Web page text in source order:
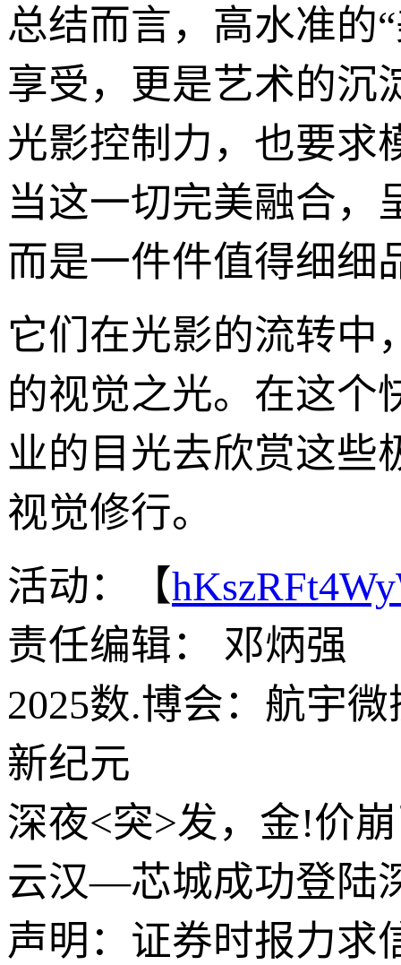
总结而言，高水准的
享受，更是艺术的沉
光影控制力，也要求
当这一切完美融合，
而是一件件值得细细
它们在光影的流转中
的视觉之光。在这个
业的目光去欣赏这些
视觉修行。
活动：【
责任编辑： 邓炳强
2025数.博会：航宇
新纪元
深夜<突>发，金!价
云汉—芯城成功登陆
声明：证券时报力求